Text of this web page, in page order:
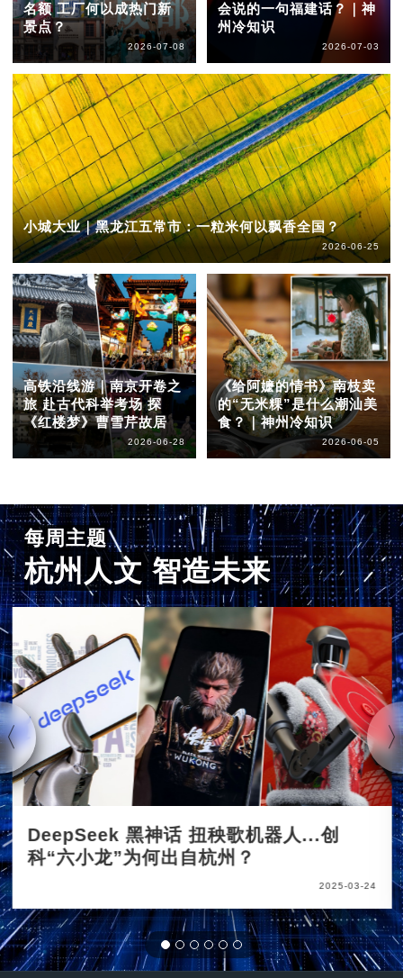
名额 工厂何以成热门新
景点？
2026-07-08
会说的一句福建话？｜神
州冷知识
2026-07-03
小城大业｜黑龙江五常市：一粒米何以飘香全国？
2026-06-25
高铁沿线游｜南京开卷之
旅 赴古代科举考场 探
《红楼梦》曹雪芹故居
2026-06-28
《给阿嬷的情书》南枝卖
的“无米粿”是什么潮汕美
食？｜神州冷知识
2026-06-05
每周主题
杭州人文 智造未来
DeepSeek 黑神话 扭秧歌机器人...创
科“六小龙”为何出自杭州？
2025-03-24